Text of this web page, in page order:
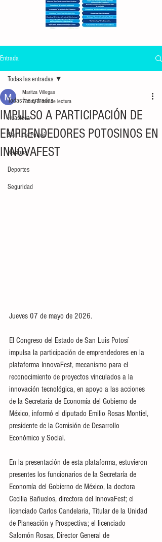
Entrada
Todas las entradas
Huasteca
San Luis Potosí
Nacional
Deportes
Seguridad
Todas las entradas
IMPULSO A PARTICIPACIÓN DE
EMPRENDEDORES POTOSINOS EN
INNOVAFEST
Maritza Villegas
7 may3 min de lectura
Jueves 07 de mayo de 2026.
El Congreso del Estado de San Luis Potosí
impulsa la participación de emprendedores en la
plataforma InnovaFest, mecanismo para el
reconocimiento de proyectos vinculados a la
innovación tecnológica, en apoyo a las acciones
de la Secretaría de Economía del Gobierno de
México, informó el diputado Emilio Rosas Montiel,
presidente de la Comisión de Desarrollo
Económico y Social.
En la presentación de esta plataforma, estuvieron
presentes los funcionarios de la Secretaría de
Economía del Gobierno de México, la doctora
Cecilia Bañuelos, directora del InnovaFest; el
licenciado Carlos Candelaria, Titular de la Unidad
de Planeación y Prospectiva; el licenciado
Salomón Rosas, Director General de